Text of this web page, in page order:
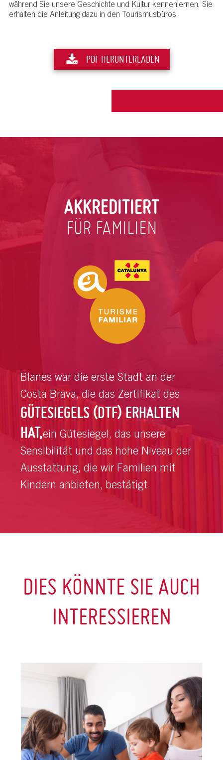
während Sie unsere Geschichte und Kultur kennenlernen. Sie
erhalten die Anleitung dazu in den Tourismusbüros.
PDF HERUNTERLADEN
AKKREDITIERT
FÜR FAMILIEN
Blanes war die erste Stadt an der
Costa Brava, die das Zertifikat des
GÜTESIEGELS (DTF) ERHALTEN
HAT,ein Gütesiegel, das unsere
Sensibilität und das hohe Niveau der
Ausstattung, die wir Familien mit
Kindern anbieten, bestätigt.
DIES KÖNNTE SIE AUCH
INTERESSIEREN